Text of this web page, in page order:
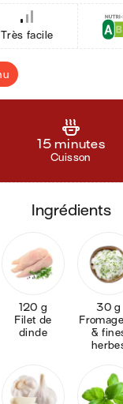
Très facile
15 minutes
Cuisson
ingrédients
120 g
Filet de
dinde
30 g
Fromage ail
&